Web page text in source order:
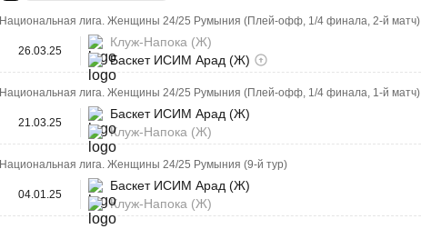
Национальная лига. Женщины 24/25 Румыния (Плей-офф, 1/4 финала, 2-й матч)
26.03.25
Клуж-Напока (Ж)
Баскет ИСИМ Арад (Ж)
Национальная лига. Женщины 24/25 Румыния (Плей-офф, 1/4 финала, 1-й матч)
21.03.25
Баскет ИСИМ Арад (Ж)
Клуж-Напока (Ж)
Национальная лига. Женщины 24/25 Румыния (9-й тур)
04.01.25
Баскет ИСИМ Арад (Ж)
Клуж-Напока (Ж)